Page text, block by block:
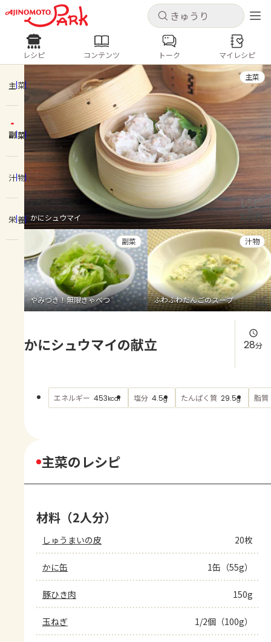
キャンセル
ログインするとレシピを保存できます
ログイン 新規登録
ホーム
コンテンツ
レシピ
トーク
よくあるお問い合わせ
お買い物
AJINOMOTO PARK とは
キャンセル
レシピ コンテンツ
人気の食材・レシピ
きゅうり なす トマト
とうもろこし
ピーマン
みょうが ゴーヤ
レシピ コンテンツ トーク マイレシピ
主菜
副菜
汁物
栄養 かにシュウマイ
主菜
やみつき！無限きゃべつ
副菜
ふわふわだんごのスープ
汁物
かにシュウマイの献立 28分
エネルギー 453kcal 塩分 4.5g たんぱく質 29.5g 脂質
主菜のレシピ
材料（2人分）
しゅうまいの皮 20枚
かに缶 1缶（55g）
豚ひき肉 150g
玉ねぎ 1/2個（100g）